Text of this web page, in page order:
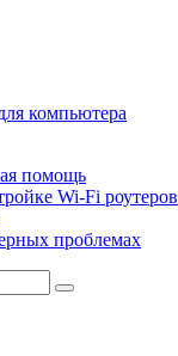
помощь
Wi-Fi роутеров
проблемах